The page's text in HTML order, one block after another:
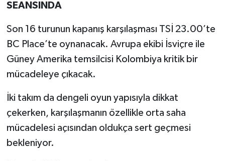
SEANSINDA
Son 16 turunun kapanış karşılaşması TSİ 23.00’te
BC Place’te oynanacak. Avrupa ekibi İsviçre ile
Güney Amerika temsilcisi Kolombiya kritik bir
mücadeleye çıkacak.
İki takım da dengeli oyun yapısıyla dikkat
çekerken, karşılaşmanın özellikle orta saha
mücadelesi açısından oldukça sert geçmesi
bekleniyor.